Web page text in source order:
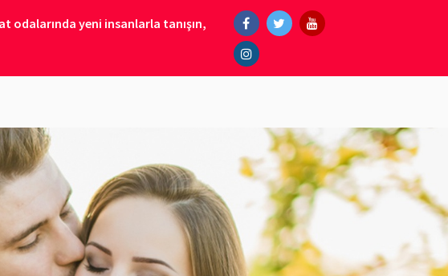
odalarında yeni insanlarla tanışın,